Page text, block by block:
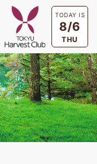
TODAY IS
8/6
THU